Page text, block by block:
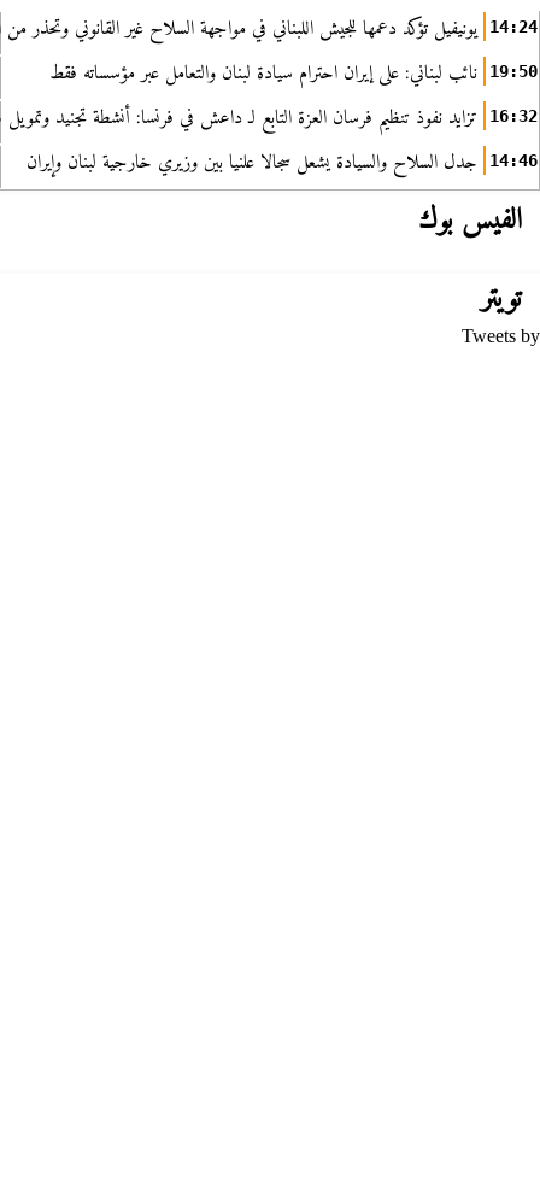
14:24 يونيفيل تؤكد دعمها للجيش اللبناني في مواجهة السلاح غير القانوني وتحذر من
19:50 نائب لبناني: على إيران احترام سيادة لبنان والتعامل عبر مؤسساته فقط
16:32 تزايد نفوذ تنظيم فرسان العزة التابع لـ داعش في فرنسا: أنشطة تجنيد
14:46 جدل السلاح والسيادة يشعل سجالا علنيا بين وزيري خارجية لبنان وإيران
الفيس بوك
تويتر
Tweets by